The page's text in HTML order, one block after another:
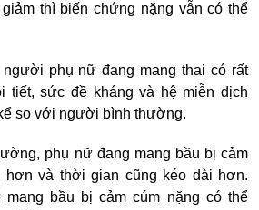
thì biến chứng nặng vẫn có thể
phụ nữ đang mang thai có rất
tiết, sức đề kháng và hệ miễn dịch
so với người bình thường.
phụ nữ đang mang bầu bị cảm
hơn và thời gian cũng kéo dài hơn.
mang bầu bị cảm cúm nặng có thể